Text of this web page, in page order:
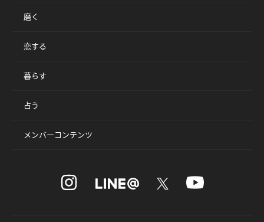
磨く
恋する
暮らす
占う
メンバーコンテンツ